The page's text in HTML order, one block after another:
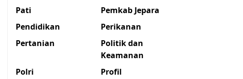
Pati
Pemkab Jepara
Pendidikan
Perikanan
Pertanian
Politik dan
Keamanan
Polri
Profil